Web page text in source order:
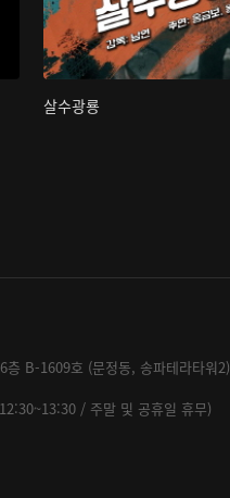
살수광룡
B-1609호 (문정동, 송파테라타워2)
/ 주말 및 공휴일 휴무)